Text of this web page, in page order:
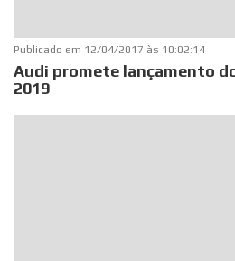
Publicado em 12/04/2017 às 10:02:14
Audi promete lançamento
2019